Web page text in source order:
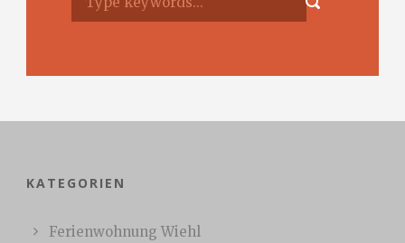
KATEGORIEN
Ferienwohnung Wiehl